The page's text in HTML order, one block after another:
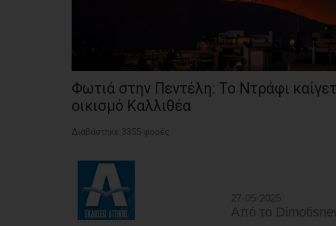
Φωτιά στην Πεντέλη: Το Ντράφι
οικισμό Καλλιθέα
Διαβάστηκε 3355 φορές
27-05-2025
Από τo